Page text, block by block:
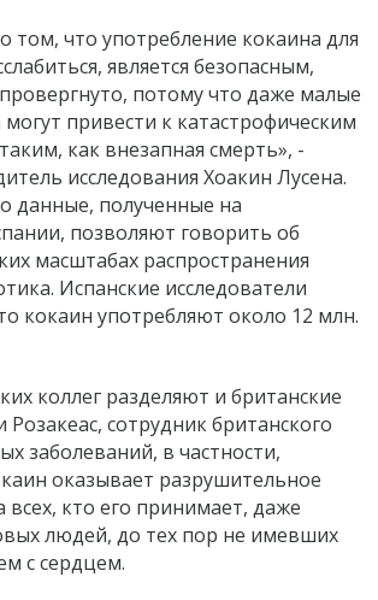
том, что употребление кокаина для
является безопасным,
потому что даже малые
могут привести к катастрофическим
как внезапная смерть», -
исследования Хоакин Лусена.
данные, полученные на
позволяют говорить об
масштабах распространения
Испанские исследователи
кокаин употребляют около 12 млн.
коллег разделяют и британские
сотрудник британского
заболеваний, в частности,
оказывает разрушительное
всех, кто его принимает, даже
людей, до тех пор не имевших
с сердцем.